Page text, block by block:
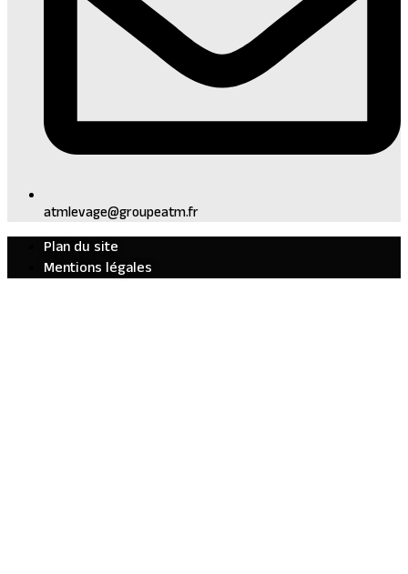
atmlevage@groupeatm.fr
Plan du site
Mentions légales